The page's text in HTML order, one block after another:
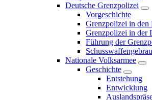
Deutsche Grenzpolizei
Vorgeschichte
Grenzpolizei in den
Grenzpolizei in der
Führung der
Nationale Volksarmee
Geschichte
Entstehung
Entwicklung